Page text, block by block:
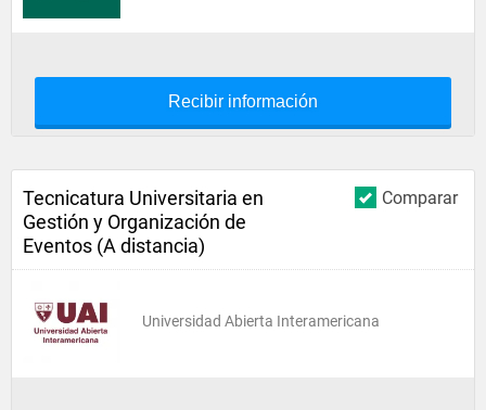
Recibir información
Comparar
Tecnicatura Universitaria en
Gestión y Organización de
Eventos (A distancia)
Universidad Abierta Interamericana